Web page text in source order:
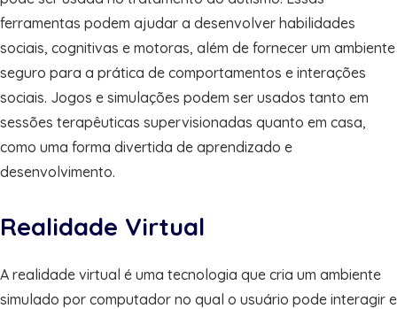
ferramentas podem ajudar a desenvolver habilidades
sociais, cognitivas e motoras, além de fornecer um ambiente
seguro para a prática de comportamentos e interações
sociais. Jogos e simulações podem ser usados tanto em
sessões terapêuticas supervisionadas quanto em casa,
como uma forma divertida de aprendizado e
desenvolvimento.
Realidade Virtual
A realidade virtual é uma tecnologia que cria um ambiente
simulado por computador no qual o usuário pode interagir e